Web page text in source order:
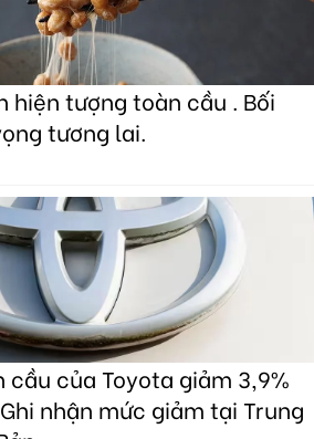
hiện tượng toàn cầu . Bối
tương lai.
cầu của Toyota giảm 3,9%
nhận mức giảm tại Trung